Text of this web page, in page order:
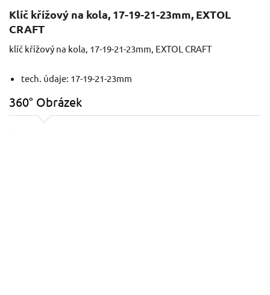
Klíč křížový na kola, 17-19-21-23mm, EXTOL
CRAFT
klíč křížový na kola, 17-19-21-23mm, EXTOL CRAFT
tech. údaje: 17-19-21-23mm
360° Obrázek